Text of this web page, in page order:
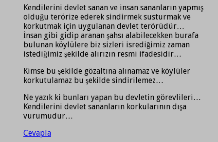
Kendilerini devlet sanan ve insan sananların yapmış
olduğu terörize ederek sindirmek susturmak ve
korkutmak için uygulanan devlet terörüdür…
İnsan gibi gidip aranan şahsı alabilecekken burafa
bulunan köylülere biz sizleri isrediğimiz zaman
istediğimiz şekilde alırızın resmi ifadesidir…
Kimse bu şekilde gözaltına alınamaz ve köylüler
korkutulamaz bu şekilde sindirilemez…
Ne yazık ki bunları yapan bu devletin görevlileri…
Kendilerini devlet sananların korkularının dışa
vurumudur…
Cevapla